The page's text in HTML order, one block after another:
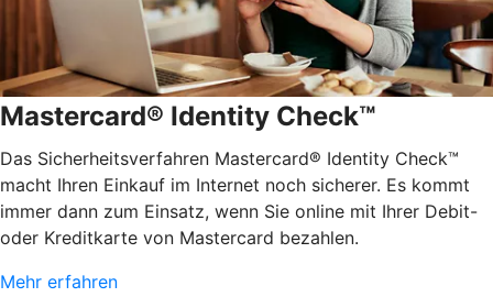
Mastercard® Identity Check™
Das Sicherheitsverfahren Mastercard® Identity Check™
macht Ihren Einkauf im Internet noch sicherer. Es kommt
immer dann zum Einsatz, wenn Sie online mit Ihrer Debit-
oder Kreditkarte von Mastercard bezahlen.
Mehr erfahren